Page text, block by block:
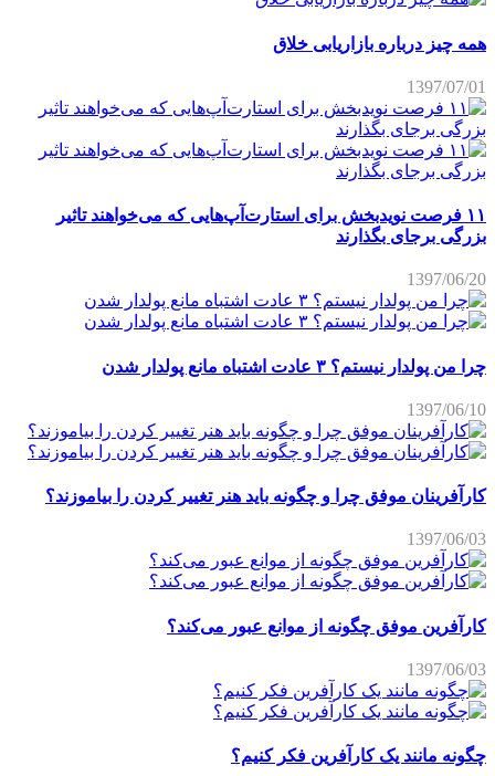
همه چیز درباره بازاریابی خلاق
1397/07/01
۱۱ فرصت نویدبخش برای استارت‌آپ‌هایی که می‌خواهند تاثیر
بزرگی برجای بگذارند
1397/06/20
چرا من پولدار نیستم؟ ۳ عادت اشتباه مانع پولدار شدن
1397/06/10
کارآفرینان موفق چرا و چگونه باید هنر تغییر کردن را بیاموزند؟
1397/06/03
کارآفرین موفق چگونه از موانع عبور می‌کند؟
1397/06/03
چگونه مانند یک کارآفرین فکر کنیم؟